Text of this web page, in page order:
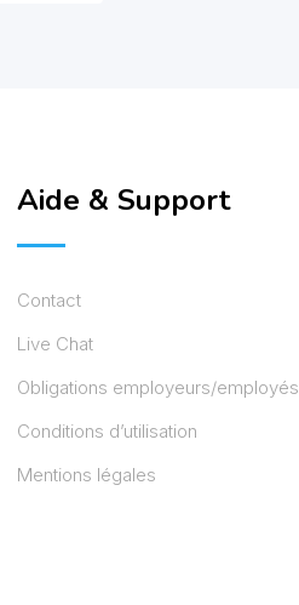
Aide & Support
Contact
Live Chat
Obligations employeurs/employés
Conditions d’utilisation
Mentions légales